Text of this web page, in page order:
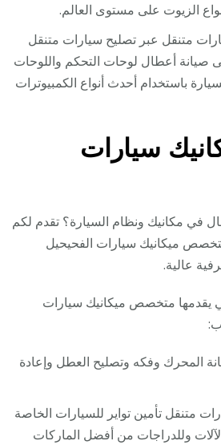
الزيوت على مستوى العالم.
متنقل عبر تصليح سيارات متنقل
صيانة أعطال لوحات التحكم واللوحات
باستخدام أحدث أنواع الكمبيوترات
سيارات
في مكانيك ونظام السيارة؟ تقدم لكم
ميكانيك سيارات الفحيحيل
عالية.
يقدمها متخصص ميكانيك سيارات
ب:
المحرك وفكه وتصليح العطل وإعادة
متنقل تأمين تواير للسيارات الخاصة
وللدراجات من أفضل الماركات